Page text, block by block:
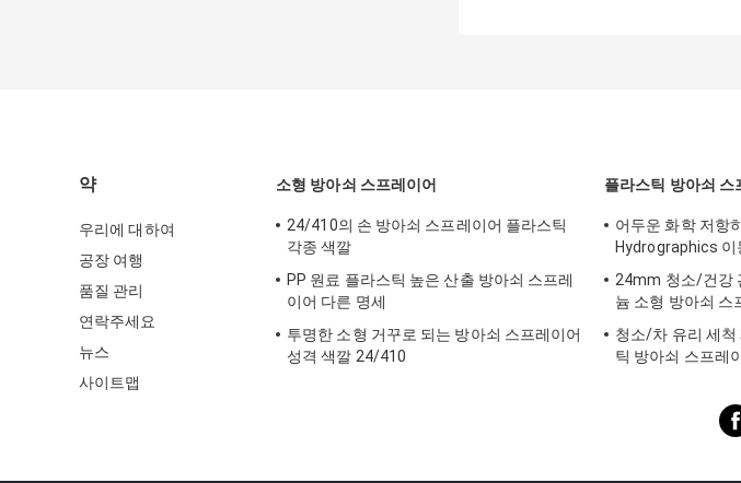
약
우리에 대하여
공장 여행
품질 관리
연락주세요
뉴스
사이트맵
소형 방아쇠 스프레이어
24/410의 손 방아쇠 스프레이어 플라스틱
각종 색깔
PP 원료 플라스틱 높은 산출 방아쇠 스프레
이어 다른 명세
투명한 소형 거꾸로 되는 방아쇠 스프레이어
성격 색깔 24/410
플라스틱 방아쇠 스
어두운 화학 저항
Hydrographics 이
24mm 청소/건강
늄 소형 방아쇠 스
청소/차 유리 세척
틱 방아쇠 스프레